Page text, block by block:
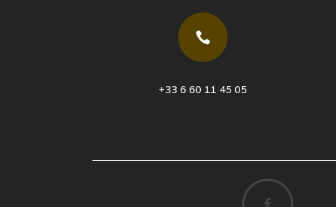

+33 6 60 11 45 05
